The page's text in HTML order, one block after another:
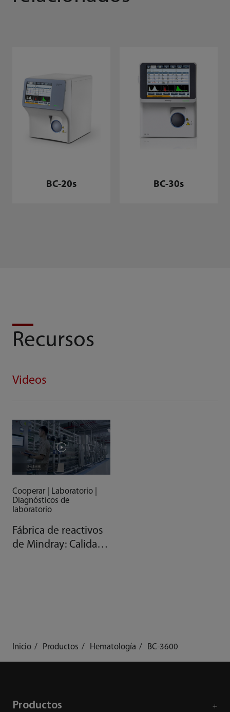
BC-20s BC-30s
Recursos
Videos
Cooperar | Laboratorio |
Diagnósticos de
laboratorio
Fábrica de reactivos
de Mindray: Calidad
Inicio Productos Hematología BC-3600
Productos